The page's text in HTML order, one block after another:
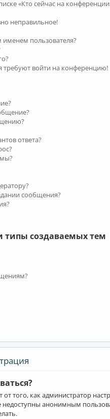
«Кто сейчас на
неправильное!
пользователя?
требуют войти на конференцию!
ответа?
сообщения?
создаваемых тем
от того, как администратор
анонимным